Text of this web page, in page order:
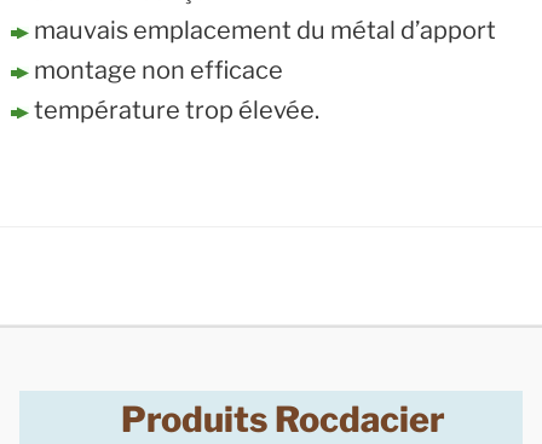
mauvais emplacement du métal d’apport
montage non efficace
température trop élevée.
Produits Rocdacier